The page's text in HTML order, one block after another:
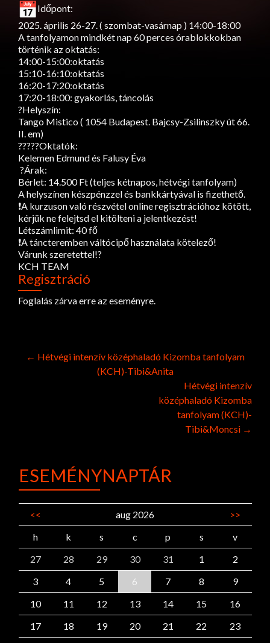
Időpont:
2025. április 26-27. ( szombat-vasárnap ) 14:00-18:00
A tanfolyamon mindkét nap 60 perces órablokkokban
történik az oktatás:
14:00-15:00:oktatás
15:10-16:10:oktatás
16:20-17:20:oktatás
17:20-18:00: gyakorlás, táncolás
?Helyszín:
Tango Mistico ( 1054 Budapest. Bajcsy-Zsilinszky út 66.
II. em)
??‍?‍??Oktatók:
Kelemen Edmund és Falusy Éva
?Árak:
Bérlet: 14.500 Ft (teljes kétnapos, hétvégi tanfolyam)
A helyszínen készpénzzel és bankkártyával is fizethető.
❗A kurzuson való részvétel online regisztrációhoz kötött,
kérjük ne felejtsd el kitölteni a jelentkezést!
Létszámlimit: 40 fő
❗A táncteremben váltócipő használata kötelező!
Várunk szeretettel!?
KCH TEAM
Regisztráció
Foglalás zárva erre az eseményre.
Post
navigation
← Hétvégi intenzív középhaladó Kizomba tanfolyam
(KCH)-Tibi&Anita
Hétvégi intenzív
középhaladó Kizomba
tanfolyam (KCH)-
Tibi&Moncsi →
ESEMÉNYNAPTÁR
<< aug 2026
>>
h
k s c p s
v
27
28 29 30 31 1
2
3
4 5 6 7 8
9
10
11 12 13 14 15
16
17
18 19 20 21 22
23